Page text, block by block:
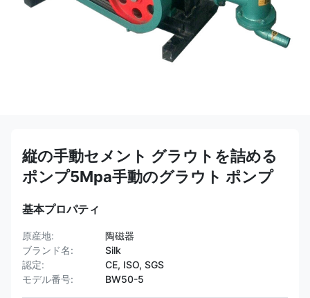
縦の手動セメント グラウトを詰める
ポンプ5Mpa手動のグラウト ポンプ
基本プロパティ
原産地:
陶磁器
ブランド名:
Silk
認定:
CE, ISO, SGS
モデル番号:
BW50-5